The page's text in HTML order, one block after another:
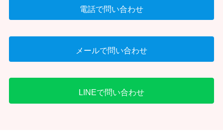
電話で問い合わせ
メールで問い合わせ
LINEで問い合わせ